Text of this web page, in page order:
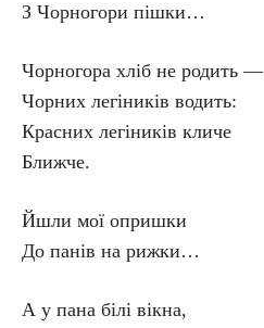
З Чорногори пішки…
Чорногора хліб не родить —
Чорних легіників водить:
Красних легіників кличе
Ближче.
Йшли мої опришки
До панів на рижки…
А у пана білі вікна,